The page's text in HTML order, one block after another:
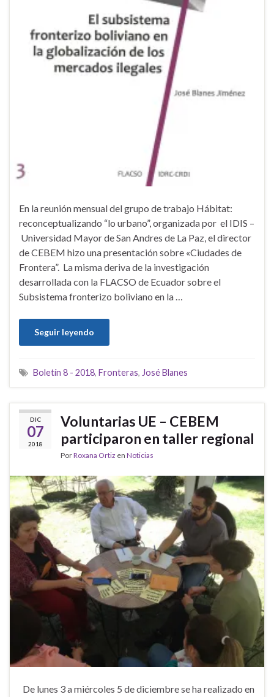
En la reunión mensual del grupo de trabajo Hábitat:
reconceptualizando “lo urbano”, organizada por el IDIS –
Universidad Mayor de San Andres de La Paz, el director
de CEBEM hizo una presentación sobre «Ciudades de
Frontera”. La misma deriva de la investigación
desarrollada con la FLACSO de Ecuador sobre el
Subsistema fronterizo boliviano en la …
Seguir leyendo
Boletín 8 - 2018, Fronteras, José Blanes
DIC
07
2018
Voluntarias UE – CEBEM
participaron en taller regional
PorRoxana Ortiz en Noticias
De lunes 3 a miércoles 5 de diciembre se ha realizado en